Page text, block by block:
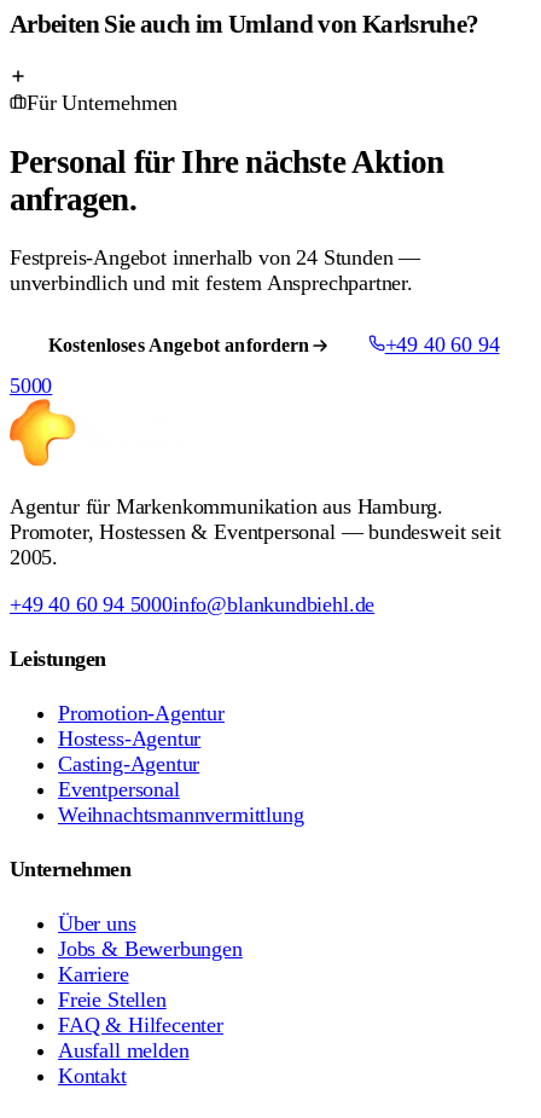
Arbeiten Sie auch im Umland von Karlsruhe?
Für Unternehmen
Personal für Ihre nächsteAktion
anfragen.
Festpreis-Angebot innerhalb von 24 Stunden —
unverbindlich und mit festem Ansprechpartner.
Kostenloses Angebot anfordern
+49 40 60 94
5000
Agentur für Markenkommunikation aus Hamburg.
Promoter, Hostessen & Eventpersonal — bundesweit seit
2005.
+49 40 60 94 5000info@blankundbiehl.de
Leistungen
Promotion-Agentur
Hostess-Agentur
Casting-Agentur
Eventpersonal
Weihnachtsmannvermittlung
Unternehmen
Über uns
Jobs & Bewerbungen
Karriere
Freie Stellen
FAQ & Hilfecenter
Ausfall melden
Kontakt